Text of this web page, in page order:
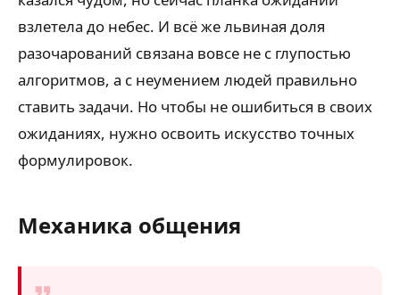
взлетела до небес. И всё же львиная доля
разочарований связана вовсе не с глупостью
алгоритмов, а с неумением людей правильно
ставить задачи. Но чтобы не ошибиться в своих
ожиданиях, нужно освоить искусство точных
формулировок.
Механика общения